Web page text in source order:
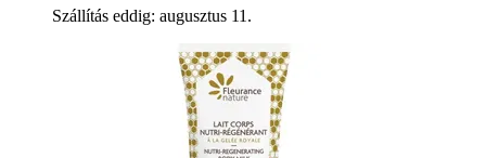
Szállítás eddig: augusztus 11.